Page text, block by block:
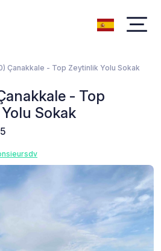
Çanakkale - Top Zeytinlik Yolu Sokak
- Top
Sokak